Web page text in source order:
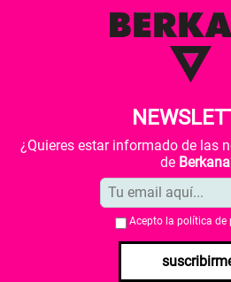
¿Quieres estar informado de las
de Berkana
Acepto la política de